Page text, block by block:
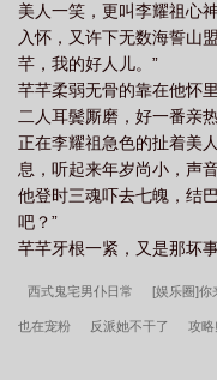
美人一笑，更叫李耀祖心
入怀，又许下无数海誓山
芊，我的好人儿。”
芊芊柔弱无骨的靠在他怀
二人耳鬓厮磨，好一番亲热
正在李耀祖急色的扯着美
息，听起来年岁尚小，声
他登时三魂吓去七魄，结
吧？”
芊芊牙根一紧，又是那坏
西式鬼宅男仆日常 [娱乐圈]你
也在宠粉 反派她不干了 攻略